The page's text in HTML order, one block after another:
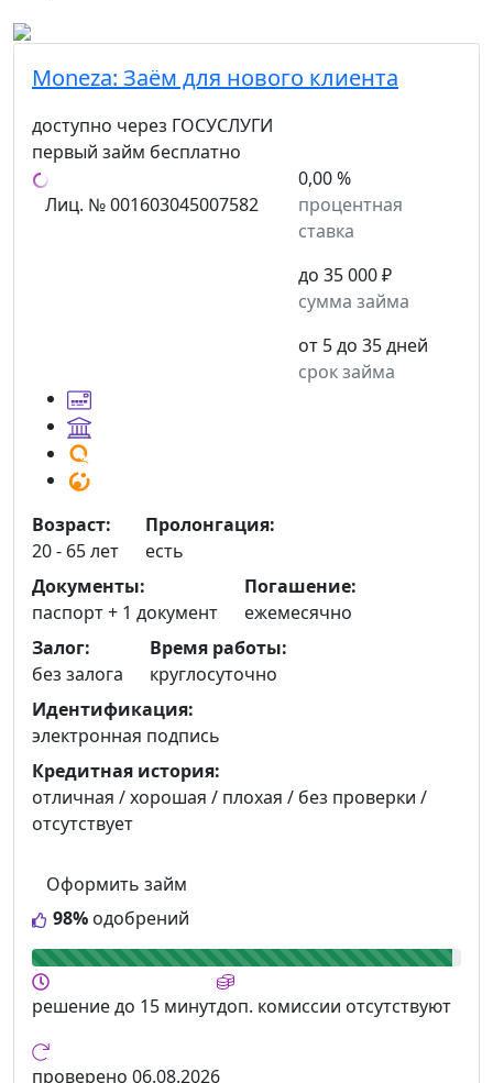
Moneza: Заём для нового клиента
доступно через ГОСУСЛУГИ
первый займ бесплатно
Лиц. № 001603045007582
0,00 %
процентная
ставка
до 35 000 ₽
сумма займа
от 5 до 35 дней
срок займа
98% одобрений
Оформить займ
Возраст:
20 - 65 лет
Пролонгация:
есть
Документы:
паспорт + 1 документ
Погашение:
ежемесячно
Залог:
без залога
Время работы:
круглосуточно
Идентификация:
электронная подпись
Кредитная история:
отличная / хорошая / плохая / без проверки /
отсутствует
решениедо 15 минутдоп. комиссии отсутствуют
проверено 06.08.2026